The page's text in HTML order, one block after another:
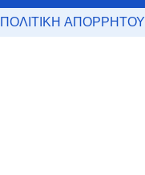
ΠΟΛΙΤΙΚΗ ΑΠΟΡΡΗΤΟΥ